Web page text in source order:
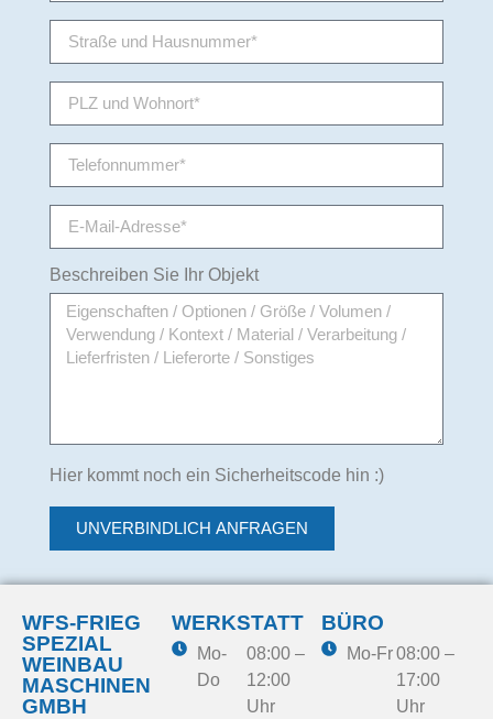
Beschreiben Sie Ihr Objekt
Hier kommt noch ein Sicherheitscode hin :)
UNVERBINDLICH ANFRAGEN
WFS-FRIEG
SPEZIAL
WEINBAU
MASCHINEN
GMBH​
WERKSTATT
Mo-
Do
08:00 –
12:00
Uhr
BÜRO
Mo-Fr 08:00 –
17:00
Uhr